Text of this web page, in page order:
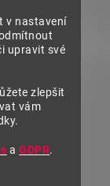
v nastavení
upravit své
zlepšit
vám
aGDPR.